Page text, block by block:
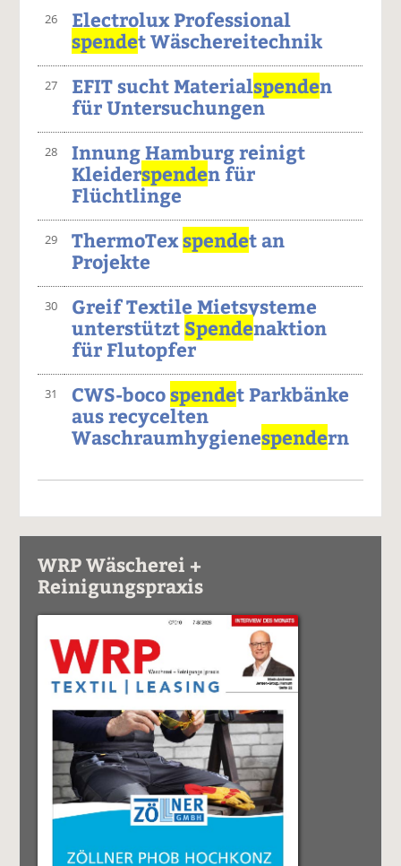
26
Electrolux Professional
spendet Wäschereitechnik
27 EFIT sucht Materialspenden
für Untersuchungen
28
Innung Hamburg reinigt
Kleiderspenden für
Flüchtlinge
29 ThermoTexspendet an
Projekte
30
Greif Textile Mietsysteme
unterstützt Spendenaktion
für Flutopfer
31 CWS-bocospendet Parkbänke
aus recycelten
Waschraumhygienespendern
WRP Wäscherei +
Reinigungspraxis